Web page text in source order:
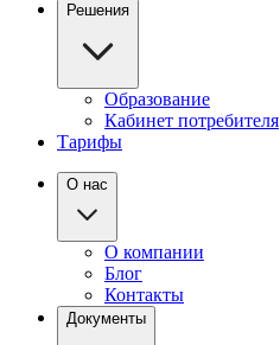
Решения
Образование
Кабинет потребителя
Тарифы
О нас
О компании
Блог
Контакты
Документы